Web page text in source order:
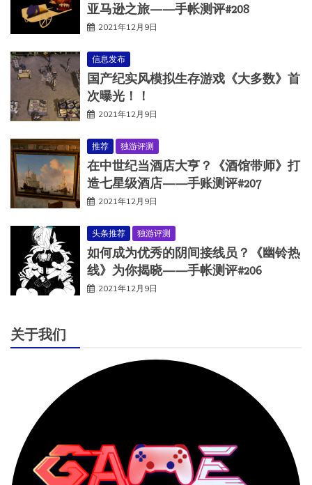
亚马逊之旅——手帐测评#208
2021年12月9日
信息发布
国产纪实风模拟生存游戏《大多数》首
次曝光！！
2021年12月9日
推荐 独游评测
在中世纪当酒店大亨？《酒馆带师》打
造七星级酒店——手账测评#207
2021年12月9日
头条推荐 独游评测
如何成为优秀的阴间接线员？《幽铃热
线》为你揭晓——手帐测评#206
2021年12月9日
关于我们